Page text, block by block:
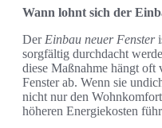
Wann lohnt sich der
Der Einbau neuer Fenster
sorgfältig durchdacht
diese Maßnahme hängt oft
Fenster ab. Wenn sie
nicht nur den
höheren Energiekosten